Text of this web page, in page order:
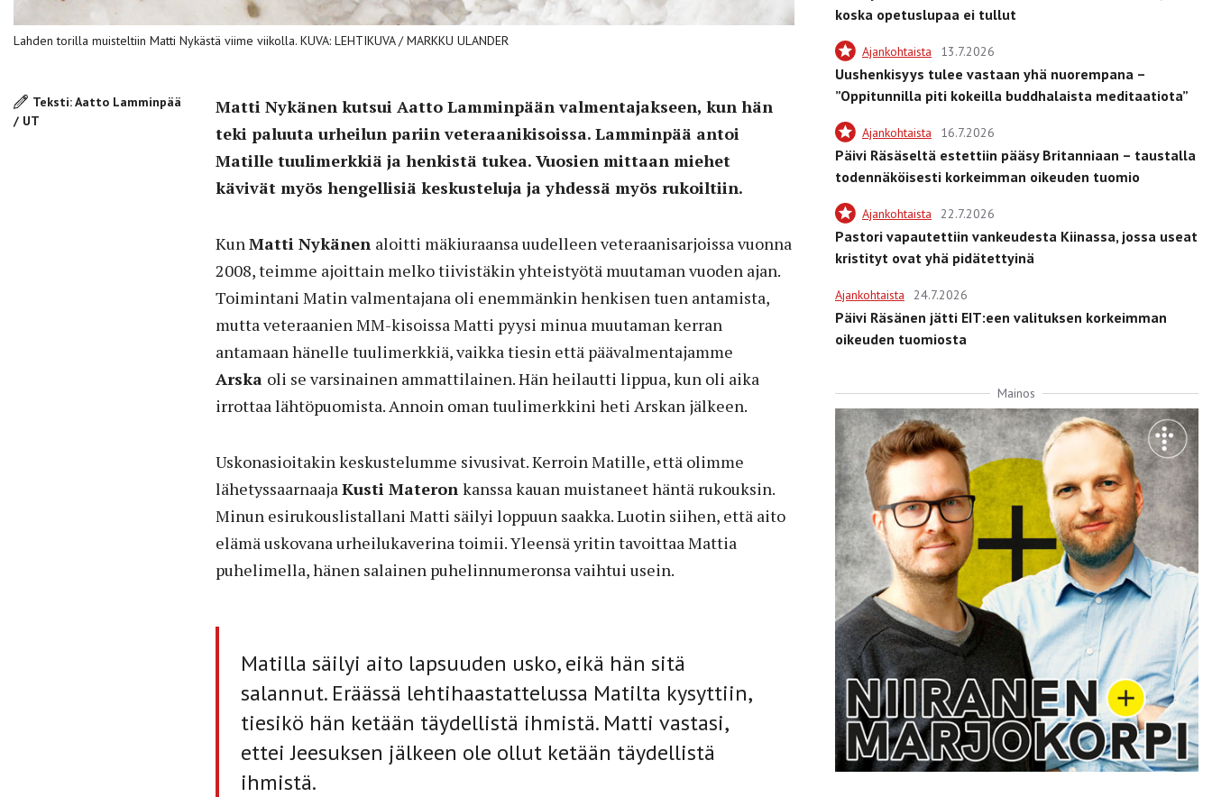
Lahden torilla muisteltiin Matti Nykästä viime viikolla. KUVA: LEHTIKUVA / MARKKU ULANDER
Teksti: Aatto Lamminpää
/ UT
Matti Nykänen kutsui Aatto Lamminpään valmentajakseen, kun hän
teki paluuta urheilun pariin veteraanikisoissa. Lamminpää antoi
Matille tuulimerkkiä ja henkistä tukea. Vuosien mittaan miehet
kävivät myös hengellisiä keskusteluja ja yhdessä myös rukoiltiin.
KunMatti Nykänen aloitti mäkiuraansa uudelleen veteraanisarjoissa vuonna
2008, teimme ajoittain melko tiivistäkin yhteistyötä muutaman vuoden ajan.
Toimintani Matin valmentajana oli enemmänkin henkisen tuen antamista,
mutta veteraanien MM-kisoissa Matti pyysi minua muutaman kerran
antamaan hänelle tuulimerkkiä, vaikka tiesin että päävalmentajamme
Arska oli se varsinainen ammattilainen. Hän heilautti lippua, kun oli aika
irrottaa lähtöpuomista. Annoin oman tuulimerkkini heti Arskan jälkeen.
Uskonasioitakin keskustelumme sivusivat. Kerroin Matille, että olimme
lähetyssaarnaajaKusti Materon kanssa kauan muistaneet häntä rukouksin.
Minun esirukouslistallani Matti säilyi loppuun saakka. Luotin siihen, että aito
elämä uskovana urheilukaverina toimii. Yleensä yritin tavoittaa Mattia
puhelimella, hänen salainen puhelinnumeronsa vaihtui usein.
Matilla säilyi aito lapsuuden usko, eikä hän sitä
salannut. Eräässä lehtihaastattelussa Matilta kysyttiin,
tiesikö hän ketään täydellistä ihmistä. Matti vastasi,
ettei Jeesuksen jälkeen ole ollut ketään täydellistä
ihmistä.
koska opetuslupaa ei tullut
Ajankohtaista 13.7.2026
Uushenkisyys tulee vastaan yhä nuorempana –
”Oppitunnilla piti kokeilla buddhalaista meditaatiota”
Ajankohtaista 16.7.2026
Päivi Räsäseltä estettiin pääsy Britanniaan – taustalla
todennäköisesti korkeimman oikeuden tuomio
Ajankohtaista 22.7.2026
Pastori vapautettiin vankeudesta Kiinassa, jossa useat
kristityt ovat yhä pidätettyinä
Ajankohtaista 24.7.2026
Päivi Räsänen jätti EIT:een valituksen korkeimman
oikeuden tuomiosta
Mainos